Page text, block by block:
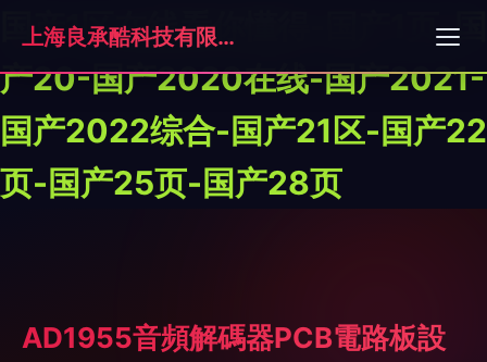
国产1区在线看你懂得-国产1页-国
产20-国产2020在线-国产2021-
国产2022综合-国产21区-国产22
页-国产25页-国产28页
上海良承酷科技有限公司
AD1955音頻解碼器PCB電路板設